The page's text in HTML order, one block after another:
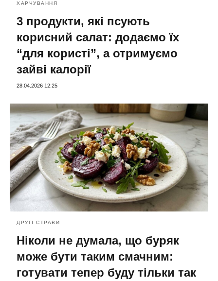
ХАРЧУВАННЯ
3 продукти, які псують
корисний салат: додаємо їх
“для користі”, а отримуємо
зайві калорії
28.04.2026 12:25
ДРУГІ СТРАВИ
Ніколи не думала, що буряк
може бути таким смачним:
готувати тепер буду тільки так